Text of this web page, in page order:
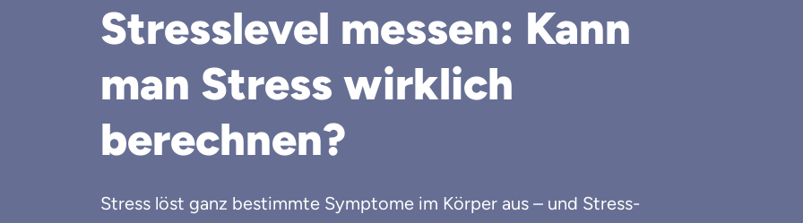
Stresslevel messen: Kann
man Stress wirklich
berechnen?
Stress löst ganz bestimmte Symptome im Körper aus – und Stress-